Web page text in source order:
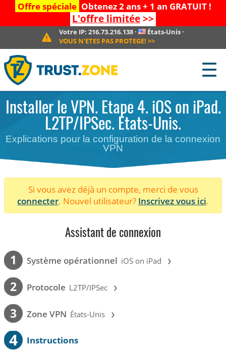
Offre spéciale Obtenez 2 ans + 1 an GRATUIT !
L'offre limitée>>
Votre IP: 216.73.216.138· États-Unis ·
VOUS N'ETES PAS PROTEGE! >>
☰
Installer le VPN. Etape 4. iOS on iPad.
L2TP/IPSec. États-Unis.
Explications pour la configuration de la connexion
VPN
Si vous avez déjà un compte, merci de vous
connecter. Nouvel utilisateur? Inscrivez vous ici.
Assistant de connexion
1 Système opérationnel iOS on iPad ›
2 Protocole L2TP/IPSec ›
3 Zone VPN États-Unis ›
4 Instructions